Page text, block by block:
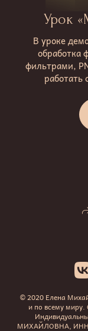
Урок
В уроке
обработка
фильтрами,
© 2020 Елена
и по всему миру.
МИХАЙЛОВНА, ИНН